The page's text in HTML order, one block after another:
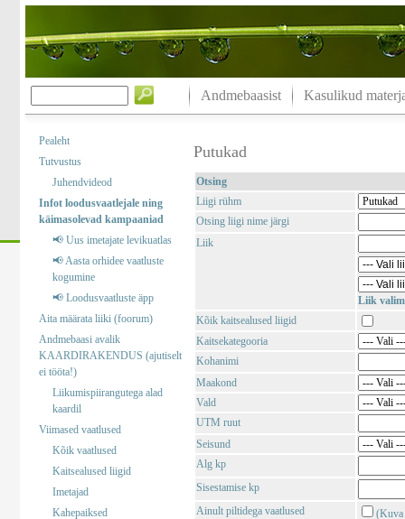
Andmebaasist Kasulikud
Pealeht
Tutvustus
Juhendvideod
Infot loodusvaatlejale ning
käimasolevad kampaaniad
📢 Uus imetajate levikuatlas
📢 Aasta orhidee vaatluste
kogumine
📢 Loodusvaatluste äpp
Aita määrata liiki (foorum)
Andmebaasi avalik
KAARDIRAKENDUS (ajutiselt
ei tööta!)
Liikumispiirangutega alad
kaardil
Viimased vaatlused
Kõik vaatlused
Kaitsealused liigid
Imetajad
Kahepaiksed
Putukad
Otsing
Liigi rühm
Otsing liigi nime järgi
Liik
Liik
Kõik kaitsealused liigid
Kaitsekategooria
Kohanimi
Maakond
Vald
UTM ruut
Seisund
Alg kp
Sisestamise kp
Ainult piltidega vaatlused
(Kuva